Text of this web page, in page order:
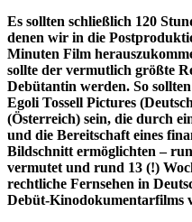
Es sollten schließlich 120
denen wir in die
Minuten Film
sollte der vermutlich größte
Debütantin werden. So
Egoli Tossell Pictures
(Österreich) sein, die durch
und die Bereitschaft eines
Bildschnitt ermöglichten –
vermutet und rund 13 (!)
rechtliche Fernsehen in
Debüt-Kinodokumentarfilms